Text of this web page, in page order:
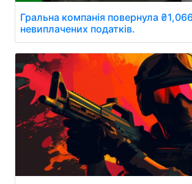
Гральна компанія повернула
невиплачених податків.